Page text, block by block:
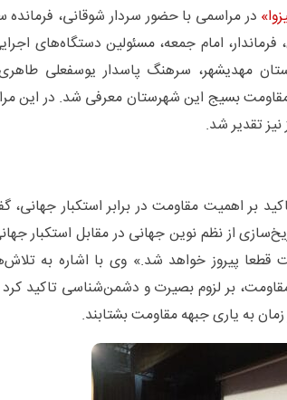
در مراسمی با حضور سردار شوقانی، فرمانده
امام جمعه، مسئولین دستگاه‌های
مهدیشهر، سرهنگ پاسدار یوسفعلی
مقاومت بسیج این شهرستان معرفی شد. در این
تقدیر شد.
بر اهمیت مقاومت در برابر استکبار جهانی،
از نظم نوین جهانی در مقابل استکبار
قطعا پیروز خواهد شد.» وی با اشاره به
بر لزوم بصیرت و دشمن‌شناسی تاکید کرد
به یاری جبهه مقاومت بشتابند.